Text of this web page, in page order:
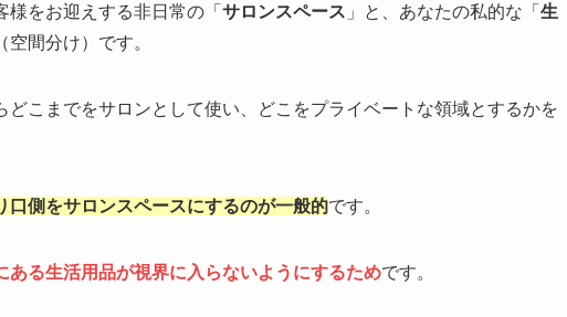
をお迎えする非日常の「 サロンスペース 」と、あなたの私的な「 生
空間分け）です。
こまでをサロンとして使い、どこをプライベートな領域とするかを
口側をサロンスペースにするのが一般的です。
ある生活用品が視界に入らないようにするためです。